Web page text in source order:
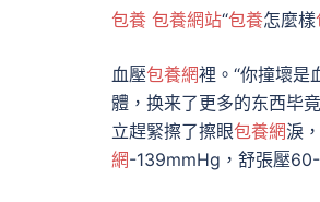
包養 包養網站“包養怎麼樣
血壓包養網裡。“你撞壞是
體，换来了更多的东西毕竟
立趕緊擦了擦眼包養網淚
網-139mmHg，舒張壓